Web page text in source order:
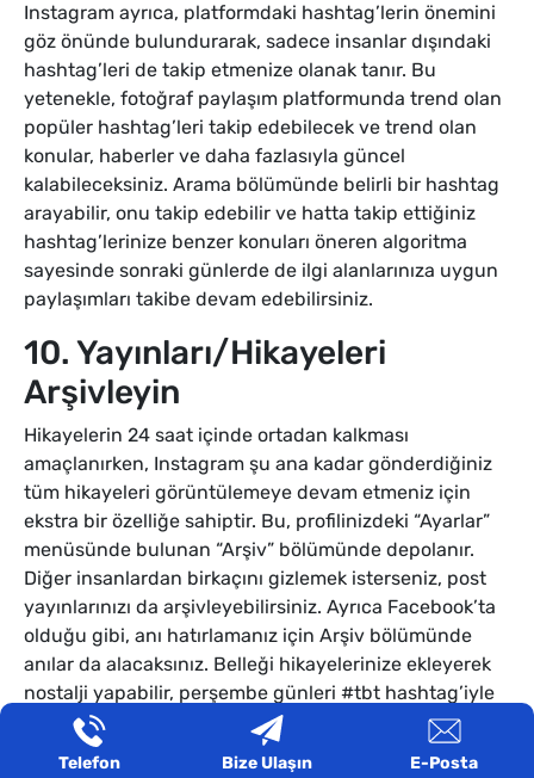
Instagram ayrıca, platformdaki hashtag’lerin önemini
göz önünde bulundurarak, sadece insanlar dışındaki
hashtag’leri de takip etmenize olanak tanır. Bu
yetenekle, fotoğraf paylaşım platformunda trend olan
popüler hashtag’leri takip edebilecek ve trend olan
konular, haberler ve daha fazlasıyla güncel
kalabileceksiniz. Arama bölümünde belirli bir hashtag
arayabilir, onu takip edebilir ve hatta takip ettiğiniz
hashtag’lerinize benzer konuları öneren algoritma
sayesinde sonraki günlerde de ilgi alanlarınıza uygun
paylaşımları takibe devam edebilirsiniz.
10. Yayınları/Hikayeleri
Arşivleyin
Hikayelerin 24 saat içinde ortadan kalkması
amaçlanırken, Instagram şu ana kadar gönderdiğiniz
tüm hikayeleri görüntülemeye devam etmeniz için
ekstra bir özelliğe sahiptir. Bu, profilinizdeki “Ayarlar”
menüsünde bulunan “Arşiv” bölümünde depolanır.
Diğer insanlardan birkaçını gizlemek isterseniz, post
yayınlarınızı da arşivleyebilirsiniz. Ayrıca Facebook’ta
olduğu gibi, anı hatırlamanız için Arşiv bölümünde
anılar da alacaksınız. Belleği hikayelerinize ekleyerek
nostalji yapabilir, perşembe günleri #tbt hashtag’iyle
yeniden yayınlamayı seçebilirsiniz. =)
Umarım Instagram’ın şimdiye kadar kazandığı popüler
Telefon Bize Ulaşın E-Posta